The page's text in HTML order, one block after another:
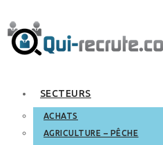
SECTEURS
ACHATS
AGRICULTURE – PÊCHE